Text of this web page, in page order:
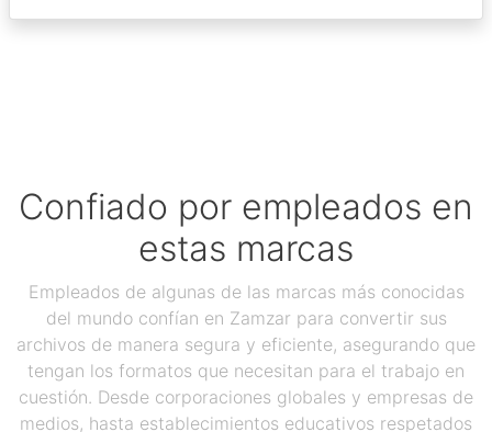
Confiado por empleados en
estas marcas
Empleados de algunas de las marcas más conocidas
del mundo confían en Zamzar para convertir sus
archivos de manera segura y eficiente, asegurando que
tengan los formatos que necesitan para el trabajo en
cuestión. Desde corporaciones globales y empresas de
medios, hasta establecimientos educativos respetados